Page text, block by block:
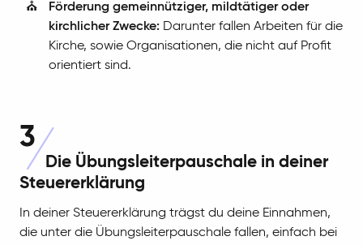
⛪️
Förderung gemeinnütziger, mildtätiger oder
kirchlicher Zwecke: Darunter fallen Arbeiten für die
Kirche, sowie Organisationen, die nicht auf Profit
orientiert sind.
3
Die Übungsleiterpauschale in deiner
Steuererklärung
In deiner Steuererklärung trägst du deine Einnahmen,
die unter die Übungsleiterpauschale fallen, einfach bei